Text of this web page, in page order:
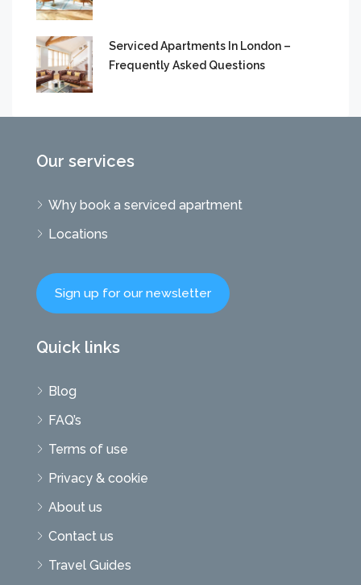
Serviced Apartments In London –
Frequently Asked Questions
Our services
Why book a serviced apartment
Locations
Sign up for our newsletter
Quick links
Blog
FAQ’s
Terms of use
Privacy & cookie
About us
Contact us
Travel Guides